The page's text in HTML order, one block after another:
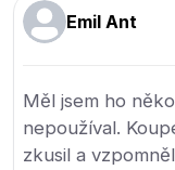
Emil Ant
Měl jsem ho
nepoužíval.
zkusil a